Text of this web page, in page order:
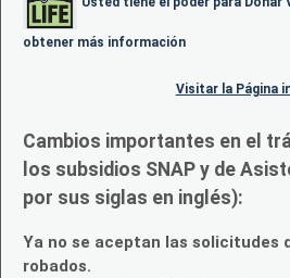
obtener más información
Visitar la Página
Cambios importantes en el
los subsidios SNAP y de
por sus siglas en inglés):
Ya no se aceptan las solicitudes
robados.